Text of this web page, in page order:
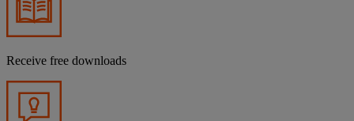
Receive free downloads